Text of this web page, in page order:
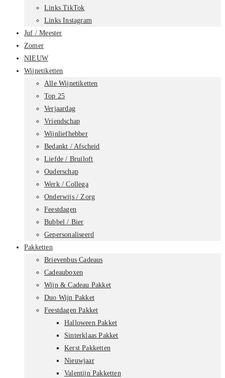
Links TikTok
Links Instagram
Juf / Meester
Zomer
NIEUW
Wijnetiketten
Alle Wijnetiketten
Top 25
Verjaardag
Vriendschap
Wijnliefhebber
Bedankt / Afscheid
Liefde / Bruiloft
Ouderschap
Werk / Collega
Onderwijs / Zorg
Feestdagen
Bubbel / Bier
Gepersonaliseerd
Pakketten
Brievenbus Cadeaus
Cadeauboxen
Wijn & Cadeau Pakket
Duo Wijn Pakket
Feestdagen Pakket
Halloween Pakket
Sinterklaas Pakket
Kerst Pakketten
Nieuwjaar
Valentijn Pakketten